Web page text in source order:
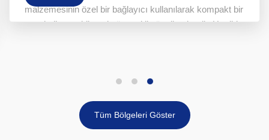
malzemesinin özel bir bağlayıcı kullanılarak kompakt bir
yapı haline getirilmesi yöntemi ile üretilmektedir. Her iki
sağlamaktadır. Yeni nesil mükemmel duvar elemanları
arasında yer alan HEKİMPAN, düz, doğal taş veya
ahşap desenli olabilmektedir. Panel boyutları 1250 x
2500 mm ve 1250 x 3000 mm olan HEKİMPAN’ın
Tüm Bölgeleri Göster